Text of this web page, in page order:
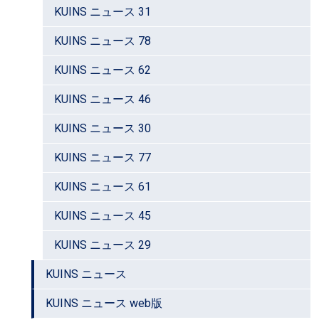
KUINS ニュース 31
KUINS ニュース 78
KUINS ニュース 62
KUINS ニュース 46
KUINS ニュース 30
KUINS ニュース 77
KUINS ニュース 61
KUINS ニュース 45
KUINS ニュース 29
KUINS ニュース
KUINS ニュース web版